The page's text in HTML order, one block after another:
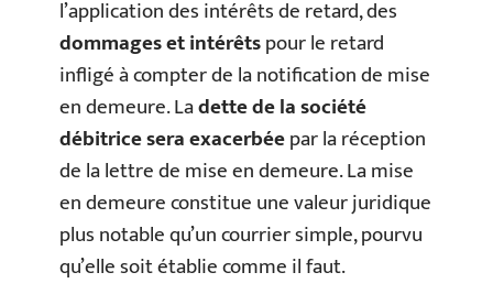
l’application des intérêts de retard, des
dommages et intérêtspour le retard
infligé à compter de la notification de mise
en demeure. Ladette de la société
débitrice sera exacerbéepar la réception
de la lettre de mise en demeure. La mise
en demeure constitue une valeur juridique
plus notable qu’un courrier simple, pourvu
qu’elle soit établie comme il faut.